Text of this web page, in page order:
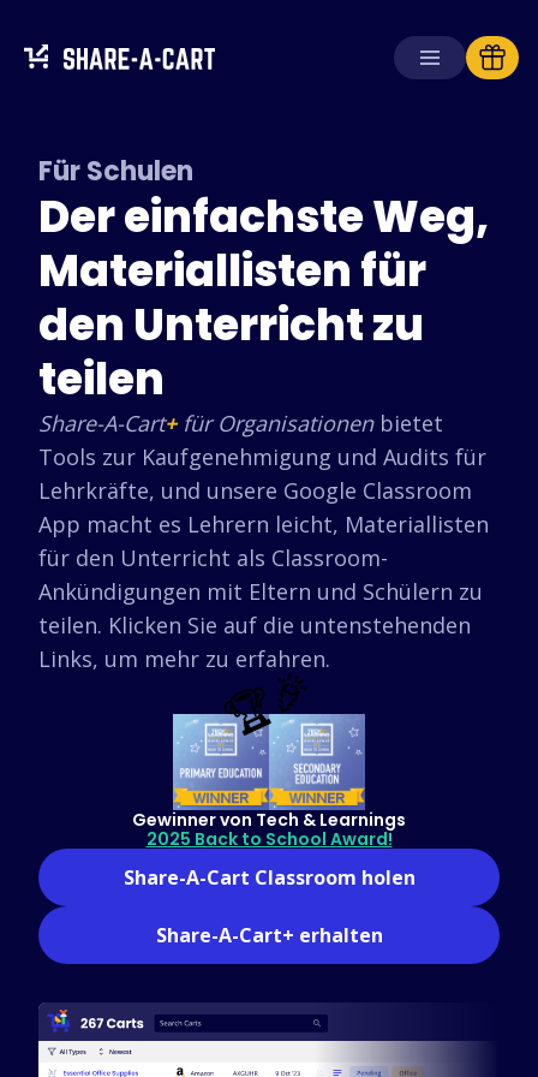
erstellen
Lösungen
Für Verbraucher
Für Schulen
Hol dirPlus+
Anmelden
Unterstützte Shops
FAQs
Anleitungen
Deutsch (German)
Für Schulen
Der einfachste Weg,
Materiallisten für
den Unterricht zu
teilen
Share-A-Cart+für Organisationenbietet
Tools zur Kaufgenehmigung und Audits für
Lehrkräfte, und unsere Google Classroom
App macht es Lehrern leicht, Materiallisten
für den Unterricht als Classroom-
Ankündigungen mit Eltern und Schülern zu
teilen. Klicken Sie auf die untenstehenden
Links, um mehr zu erfahren.
🏆🎉
Gewinner von Tech & Learnings
2025 Back to School Award!
Share-A-Cart Classroom holen
Share-A-Cart+ erhalten